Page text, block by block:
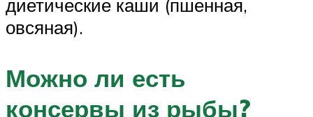
диетические каши (пшенная,
овсяная).
Можно ли есть
консервы из рыбы?